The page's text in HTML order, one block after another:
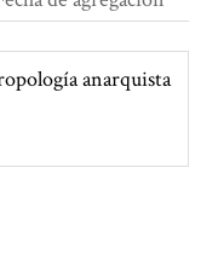
anarquista